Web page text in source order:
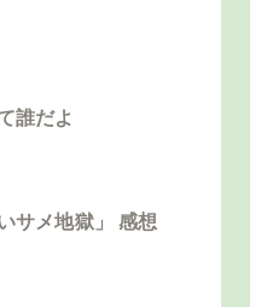
誰だよ
サメ地獄」 感想